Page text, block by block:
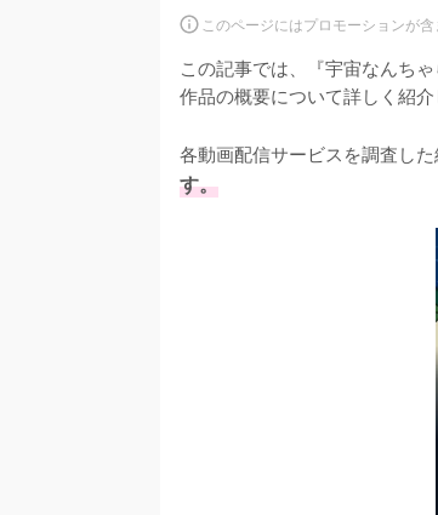
このページにはプロモーションが
この記事では、『宇宙なんち
作品の概要について詳しく紹介
各動画配信サービスを調査した
す。